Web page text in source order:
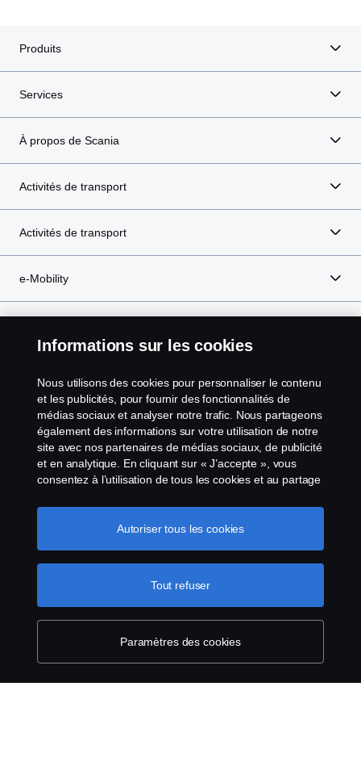
Produits
Services
À propos de Scania
Activités de transport
Activités de transport
e-Mobility
Scania in Your Region: Belgique
Avis juridique
Déclaration de confidentialité
Contactez-nous
Le système de lancement d'alerte
Informations sur les cookies
Nous utilisons des cookies pour personnaliser le contenu
et les publicités, pour fournir des fonctionnalités de
médias sociaux et analyser notre trafic. Nous partageons
également des informations sur votre utilisation de notre
site avec nos partenaires de médias sociaux, de publicité
et en analytique. En cliquant sur « J’accepte », vous
consentez à l’utilisation de tous les cookies et au partage
cookies en cliquant sur « Paramètres des cookies » et en
sélectionnant les catégories que vous souhaitez
Pour en savoir plus sur la
protection de votre vie privée
Paramètres des cookies
Tout refuser
Autoriser tous les cookies